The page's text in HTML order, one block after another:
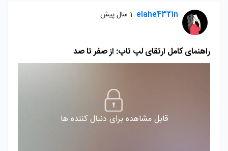
elahe4321n 1 سال پیش
راهنمای کامل ارتقای لپ تاپ: از صفر تا صد
قابل مشاهده برای دنبال کننده ها